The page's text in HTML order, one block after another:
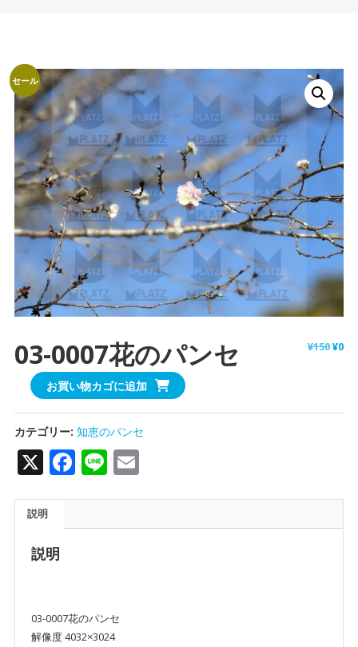
セール
03-0007花のパンセ ¥150¥0
お買い物カゴに追加
カテゴリー: 知恵のパンセ
X Facebook
LineEmail
説明
説明
03-0007花のパンセ
解像度 4032×3024